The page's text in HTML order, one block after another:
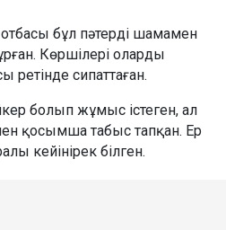
бұл пәтерді шамамен
Көршілері оларды
ретінде сипаттаған.
болып жұмыс істеген, ал
қосымша табыс тапқан. Ер
кейінірек білген.